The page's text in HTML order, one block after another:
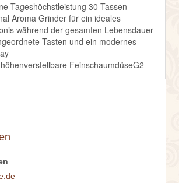
Tageshöchstleistung 30 Tassen
Aroma Grinder für ein ideales
während der gesamten Lebensdauer
Tasten und ein modernes
FeinschaumdüseG2